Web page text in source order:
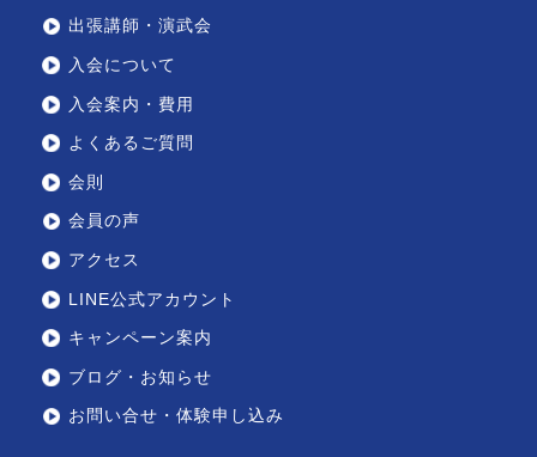
出張講師・演武会
入会について
入会案内・費用
よくあるご質問
会則
会員の声
アクセス
LINE公式アカウント
キャンペーン案内
ブログ・お知らせ
お問い合せ・体験申し込み